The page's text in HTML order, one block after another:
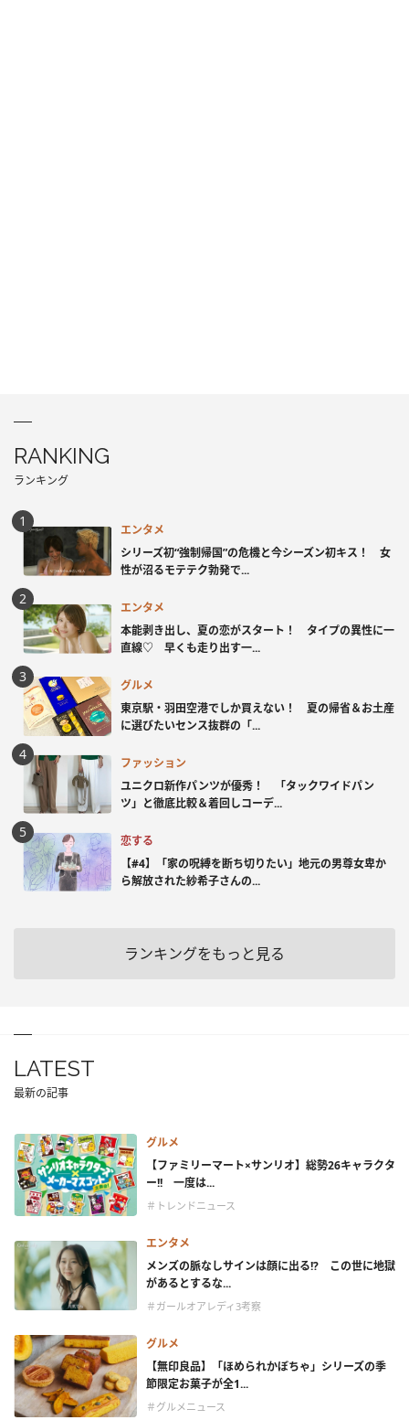
RANKING
ランキング
エンタメ
シリーズ初“強制帰国”の危機と今シーズン初キス！ 女
性が沼るモテテク勃発で...
エンタメ
本能剥き出し、夏の恋がスタート！ タイプの異性に一
直線♡ 早くも走り出す一...
グルメ
東京駅・羽田空港でしか買えない！ 夏の帰省＆お土産
に選びたいセンス抜群の「...
ファッション
ユニクロ新作パンツが優秀！ 「タックワイドパン
ツ」と徹底比較＆着回しコーデ...
恋する
【#4】「家の呪縛を断ち切りたい」地元の男尊女卑か
ら解放された紗希子さんの...
ランキングをもっと見る
LATEST
最新の記事
グルメ
【ファミリーマート×サンリオ】総勢26キャラクタ
ー!! 一度は...
＃トレンドニュース
エンタメ
メンズの脈なしサインは顔に出る!? この世に地獄
があるとするな...
＃ガールオアレディ3考察
グルメ
【無印良品】「ほめられかぼちゃ」シリーズの季
節限定お菓子が全1...
＃グルメニュース